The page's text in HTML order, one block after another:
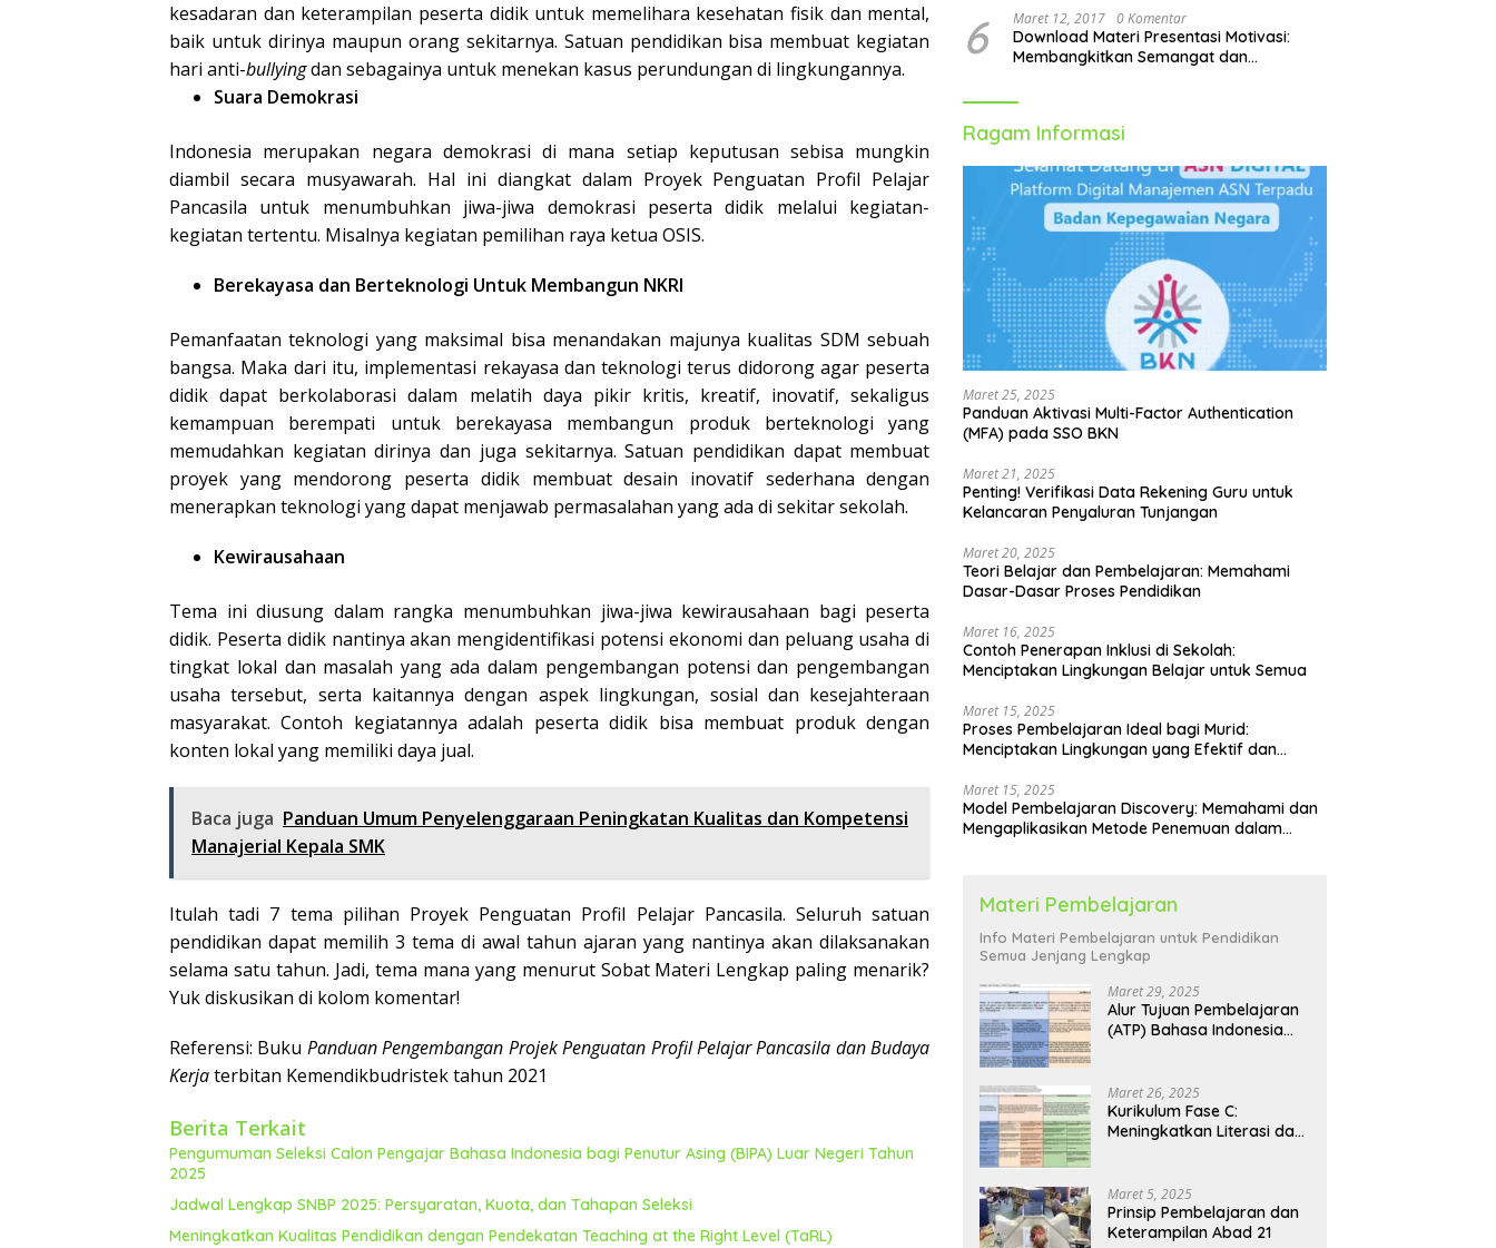
kesadaran dan keterampilan peserta didik untuk memelihara kesehatan fisik dan mental,
baik untuk dirinya maupun orang sekitarnya. Satuan pendidikan bisa membuat kegiatan
hari anti-bullyingdan sebagainya untuk menekan kasus perundungan di lingkungannya.
Suara Demokrasi
Indonesia merupakan negara demokrasi di mana setiap keputusan sebisa mungkin
diambil secara musyawarah. Hal ini diangkat dalam Proyek Penguatan Profil Pelajar
Pancasila untuk menumbuhkan jiwa-jiwa demokrasi peserta didik melalui kegiatan-
kegiatan tertentu. Misalnya kegiatan pemilihan raya ketua OSIS.
Berekayasa dan Berteknologi Untuk Membangun NKRI
Pemanfaatan teknologi yang maksimal bisa menandakan majunya kualitas SDM sebuah
bangsa. Maka dari itu, implementasi rekayasa dan teknologi terus didorong agar peserta
didik dapat berkolaborasi dalam melatih daya pikir kritis, kreatif, inovatif, sekaligus
kemampuan berempati untuk berekayasa membangun produk berteknologi yang
memudahkan kegiatan dirinya dan juga sekitarnya. Satuan pendidikan dapat membuat
proyek yang mendorong peserta didik membuat desain inovatif sederhana dengan
menerapkan teknologi yang dapat menjawab permasalahan yang ada di sekitar sekolah.
Kewirausahaan
Tema ini diusung dalam rangka menumbuhkan jiwa-jiwa kewirausahaan bagi peserta
didik. Peserta didik nantinya akan mengidentifikasi potensi ekonomi dan peluang usaha di
tingkat lokal dan masalah yang ada dalam pengembangan potensi dan pengembangan
usaha tersebut, serta kaitannya dengan aspek lingkungan, sosial dan kesejahteraan
masyarakat. Contoh kegiatannya adalah peserta didik bisa membuat produk dengan
konten lokal yang memiliki daya jual.
Baca juga Panduan Umum Penyelenggaraan Peningkatan Kualitas dan Kompetensi
Manajerial Kepala SMK
Itulah tadi 7 tema pilihan Proyek Penguatan Profil Pelajar Pancasila. Seluruh satuan
pendidikan dapat memilih 3 tema di awal tahun ajaran yang nantinya akan dilaksanakan
selama satu tahun. Jadi, tema mana yang menurut Sobat Materi Lengkap paling menarik?
Yuk diskusikan di kolom komentar!
Referensi: Buku Panduan Pengembangan Projek Penguatan Profil Pelajar Pancasila dan Budaya
Kerjaterbitan Kemendikbudristek tahun 2021
Berita Terkait
Pengumuman Seleksi Calon Pengajar Bahasa Indonesia bagi Penutur Asing (BIPA) Luar Negeri Tahun
2025
Jadwal Lengkap SNBP 2025: Persyaratan, Kuota, dan Tahapan Seleksi
Meningkatkan Kualitas Pendidikan dengan Pendekatan Teaching at the Right Level (TaRL)
6 Maret 12, 2017 0 Komentar
Download Materi Presentasi Motivasi:
Membangkitkan Semangat dan
Ragam Informasi
Maret 25, 2025
Panduan Aktivasi Multi-Factor Authentication
(MFA) pada SSO BKN
Maret 21, 2025
Penting! Verifikasi Data Rekening Guru untuk
Kelancaran Penyaluran Tunjangan
Maret 20, 2025
Teori Belajar dan Pembelajaran: Memahami
Dasar-Dasar Proses Pendidikan
Maret 16, 2025
Contoh Penerapan Inklusi di Sekolah:
Menciptakan Lingkungan Belajar untuk Semua
Maret 15, 2025
Proses Pembelajaran Ideal bagi Murid:
Menciptakan Lingkungan yang Efektif dan
Maret 15, 2025
Model Pembelajaran Discovery: Memahami dan
Mengaplikasikan Metode Penemuan dalam
Materi Pembelajaran
Info Materi Pembelajaran untuk Pendidikan
Semua Jenjang Lengkap
Maret 29, 2025
Alur Tujuan Pembelajaran
(ATP) Bahasa Indonesia
Maret 26, 2025
Kurikulum Fase C:
Meningkatkan Literasi dan
Maret 5, 2025
Prinsip Pembelajaran dan
Keterampilan Abad 21